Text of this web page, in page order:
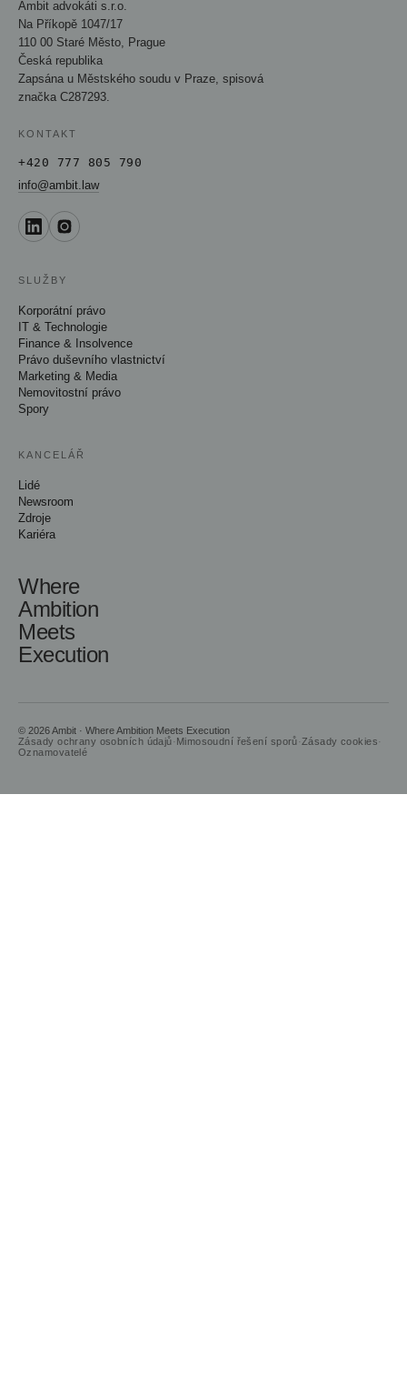
Ambit advokáti s.r.o.
Na Příkopě 1047/17
110 00 Staré Město, Prague
Česká republika
Zapsána u Městského soudu v Praze, spisová
značka C287293.
KONTAKT
+420 777 805 790
info@ambit.law
SLUŽBY
Korporátní právo
IT & Technologie
Finance & Insolvence
Právo duševního vlastnictví
Marketing & Media
Nemovitostní právo
Spory
KANCELÁŘ
Lidé
Newsroom
Zdroje
Kariéra
Where
Ambition
Meets
Execution
© 2026 Ambit · Where Ambition Meets Execution
Zásady ochrany osobních údajů· Mimosoudní řešení sporů· Zásady cookies·
Oznamovatelé